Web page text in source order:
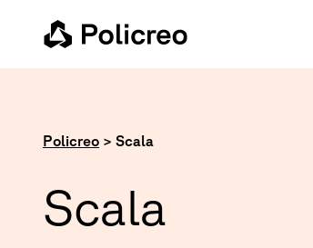
Policreo >Scala
Scala